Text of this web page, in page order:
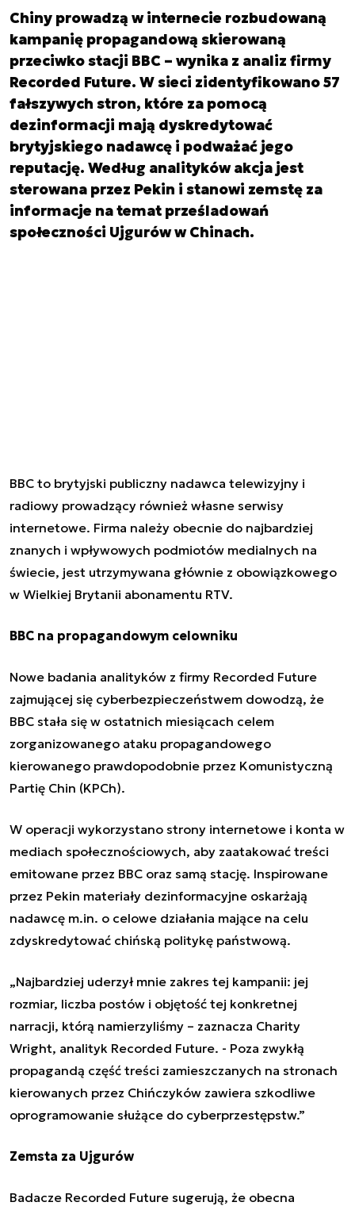
Chiny prowadzą w internecie rozbudowaną
kampanię propagandową skierowaną
przeciwko stacji BBC – wynika z analiz firmy
Recorded Future. W sieci zidentyfikowano 57
fałszywych stron, które za pomocą
dezinformacji mają dyskredytować
brytyjskiego nadawcę i podważać jego
reputację. Według analityków akcja jest
sterowana przez Pekin i stanowi zemstę za
informacje na temat prześladowań
społeczności Ujgurów w Chinach.
BBC to brytyjski publiczny nadawca telewizyjny i
radiowy prowadzący również własne serwisy
internetowe. Firma należy obecnie do najbardziej
znanych i wpływowych podmiotów medialnych na
świecie, jest utrzymywana głównie z obowiązkowego
w Wielkiej Brytanii abonamentu RTV.
BBC na propagandowym celowniku
Nowe badania analityków z firmy Recorded Future
zajmującej się cyberbezpieczeństwem dowodzą, że
BBC stała się w ostatnich miesiącach celem
zorganizowanego ataku propagandowego
kierowanego prawdopodobnie przez Komunistyczną
Partię Chin (KPCh).
W operacji wykorzystano strony internetowe i konta w
mediach społecznościowych, aby zaatakować treści
emitowane przez BBC oraz samą stację. Inspirowane
przez Pekin materiały dezinformacyjne oskarżają
nadawcę m.in. o celowe działania mające na celu
zdyskredytować chińską politykę państwową.
„Najbardziej uderzył mnie zakres tej kampanii: jej
rozmiar, liczba postów i objętość tej konkretnej
narracji, którą namierzyliśmy – zaznacza Charity
Wright, analityk Recorded Future. - Poza zwykłą
propagandą część treści zamieszczanych na stronach
kierowanych przez Chińczyków zawiera szkodliwe
oprogramowanie służące do cyberprzestępstw.”
Zemsta za Ujgurów
Badacze Recorded Future sugerują, że obecna